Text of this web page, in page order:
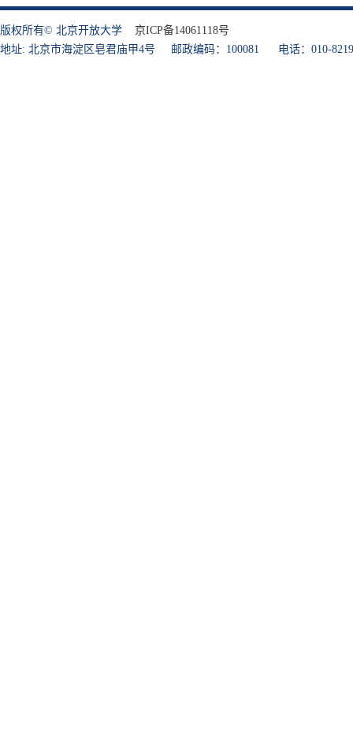
版权所有© 北京开放大学 京ICP备14061118号
地址: 北京市海淀区皂君庙甲4号 邮政编码：100081 电话：010-